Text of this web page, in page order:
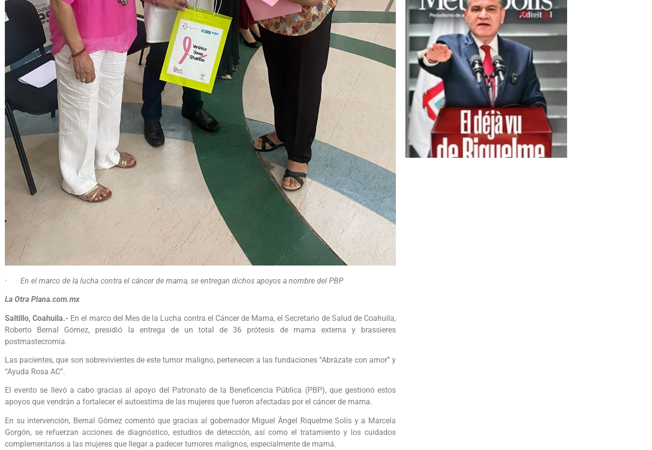
· En el marco de la lucha contra el cáncer de mama, se entregan dichos apoyos a nombre del PBP
La Otra Plana.com.mx
Saltillo, Coahuila.- En el marco del Mes de la Lucha contra el Cáncer de Mama, el Secretario de Salud de Coahuila,
Roberto Bernal Gómez, presidió la entrega de un total de 36 prótesis de mama externa y brassieres
postmastecromia.
Las pacientes, que son sobrevivientes de este tumor maligno, pertenecen a las fundaciones “Abrázate con amor” y
“Ayuda Rosa AC”.
El evento se llevó a cabo gracias al apoyo del Patronato de la Beneficencia Pública (PBP), que gestionó estos
apoyos que vendrán a fortalecer el autoestima de las mujeres que fueron afectadas por el cáncer de mama.
En su intervención, Bernal Gómez comentó que gracias al gobernador Miguel Ángel Riquelme Solís y a Marcela
Gorgón, se refuerzan acciones de diagnóstico, estudios de detección, así como el tratamiento y los cuidados
complementarios a las mujeres que llegar a padecer tumores malignos, especialmente de mamá.